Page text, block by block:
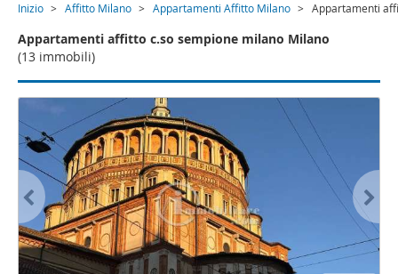
Inizio Affitto Milano Appartamenti Affitto Milano Appartamenti
Appartamenti affitto c.so sempione milano Milano
(13 immobili)